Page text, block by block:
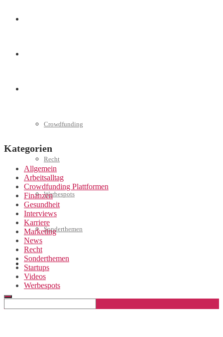
Crowdfunding
Recht
Werbespots
Sonderthemen
Geschäftskonto eröffnen
Kategorien
Allgemein
Arbeitsalltag
Crowdfunding Plattformen
Finanzen
Gesundheit
Interviews
Karriere
Marketing
News
Recht
Sonderthemen
Startups
Videos
Werbespots